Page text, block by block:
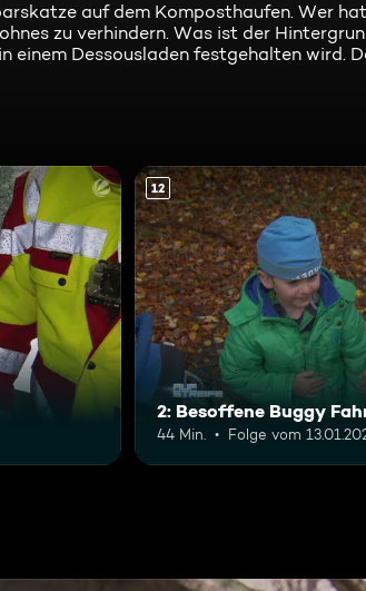
auf dem Komposthaufen. Wer
zu verhindern. Was ist der
einem Dessousladen festgehalten wird.
12
2: Besoffene Buggy
44 Min. Folge vom